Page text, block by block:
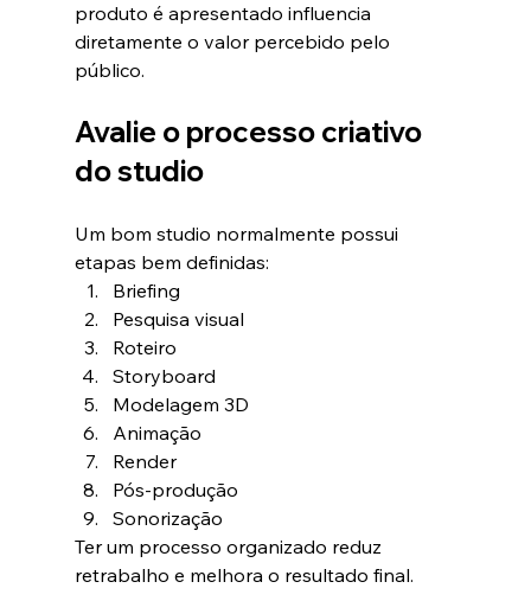
produto é apresentado influencia
diretamente o valor percebido pelo
público.
Avalie o processo criativo
do studio
Um bom studio normalmente possui
etapas bem definidas:
Briefing
Pesquisa visual
Roteiro
Storyboard
Modelagem 3D
Animação
Render
Pós-produção
Sonorização
Ter um processo organizado reduz
retrabalho e melhora o resultado final.